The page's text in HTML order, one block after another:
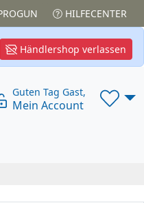
HILFECENTER
Händlershop verlassen
Guten Tag Gast,
Mein Account